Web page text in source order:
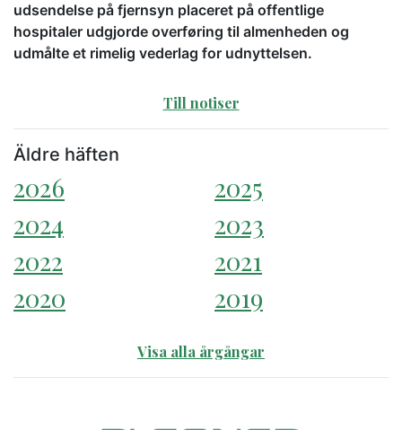
udsendelse på fjernsyn placeret på offentlige
hospitaler udgjorde overføring til almenheden og
udmålte et rimelig vederlag for udnyttelsen.
Till notiser
Äldre häften
2026
2025
2024
2023
2022
2021
2020
2019
Visa alla årgångar